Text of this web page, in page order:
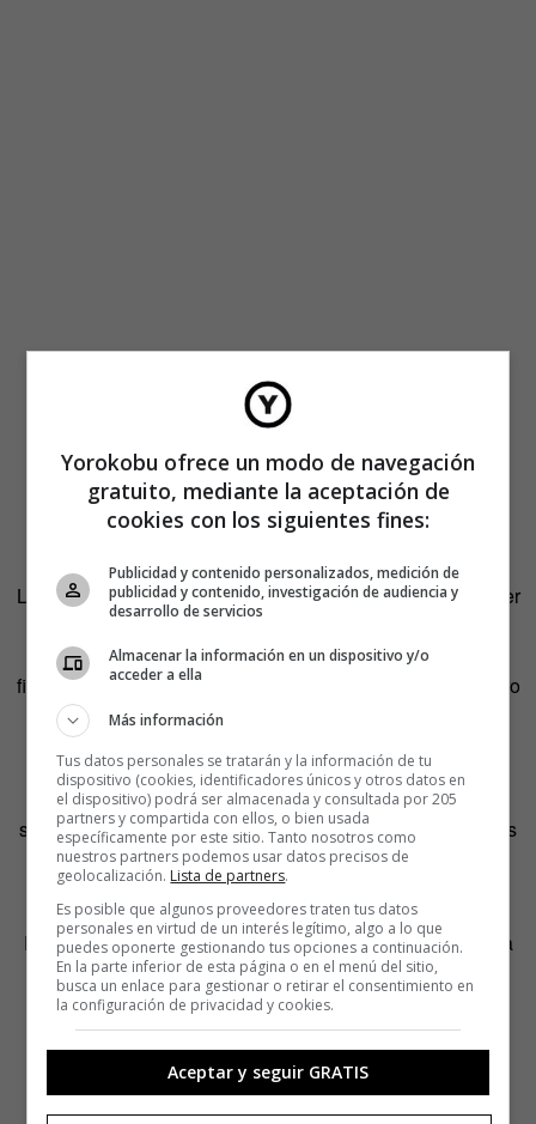
La pregunta es ¿puede la filosofía ayudarnos a comprender
y solucionar los desafíos que ahora nos preocupan? Por
supuesto, responde Enrique P. Mesa, pero matiza. «La
filosofía puede dar respuestas a los problemas de hoy, pero
así en plural. No hay soluciones únicas».
Le proponemos que diga nombres. Autores a los que
podríamos consultar para, por ejemplo, abordar la crisis
separatista en Cataluña. «Propondría leer a Marx y a todos
aquellos autores de la Ilustración que se definían como
cosmopolitas».
Para entender el impacto de las nuevas tecnologías y esa
obsesión por loslikes. «Tendríamos que recurrir a los
existencialistas. A Sartre».
Para hablar de feminismo. «Sin duda, Simone de
Beauvoir».
Yorokobu ofrece un modo de navegación
gratuito, mediante la aceptación de
cookies con los siguientes fines:
Publicidad y contenido personalizados, medición de
publicidad y contenido, investigación de audiencia y
desarrollo de servicios
Almacenar la información en un dispositivo y/o
acceder a ella
Más información
Tus datos personales se tratarán y la información de tu
dispositivo (cookies, identificadores únicos y otros datos en
el dispositivo) podrá ser almacenada y consultada por 205
partners y compartida con ellos, o bien usada
específicamente por este sitio. Tanto nosotros como
nuestros partners podemos usar datos precisos de
geolocalización. Lista de partners.
Es posible que algunos proveedores traten tus datos
personales en virtud de un interés legítimo, algo a lo que
puedes oponerte gestionando tus opciones a continuación.
En la parte inferior de esta página o en el menú del sitio,
busca un enlace para gestionar o retirar el consentimiento en
la configuración de privacidad y cookies.
Aceptar y seguir GRATIS